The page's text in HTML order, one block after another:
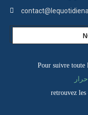
Pour suivre toute
retrouvez les